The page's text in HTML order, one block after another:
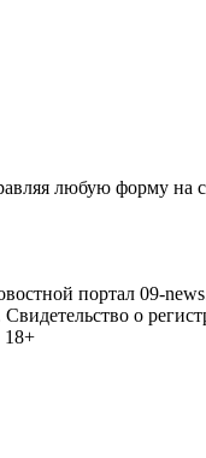
любую форму на
портал 09-
Свидетельство о
18+